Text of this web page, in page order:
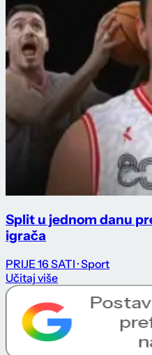
Split u jednom danu
igrača
PRIJE 16 SATI · Sport
Učitaj više